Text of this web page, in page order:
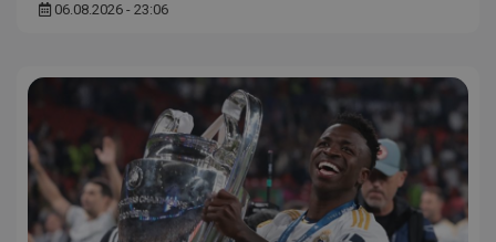
06.08.2026 - 23:06